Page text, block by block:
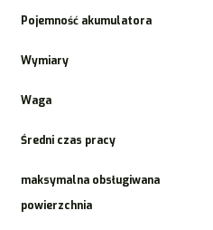
Pojemność akumulatora
Wymiary
Waga
Średni czas pracy
maksymalna obsługiwana
powierzchnia